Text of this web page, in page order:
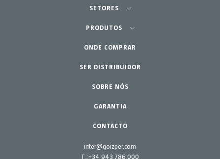
inter@goizper.com
T.:+34 943 786 000
SETORES
Agricultura - Horta
Jardinagem Profissional
Lar - Jardim
PRODUTOS
Equipamentos
Acessórios
Peças de reposição
Kits de manutenção
ONDE COMPRAR
SER DISTRIBUIDOR
SOBRE NÓS
GARANTIA
CONTACTO